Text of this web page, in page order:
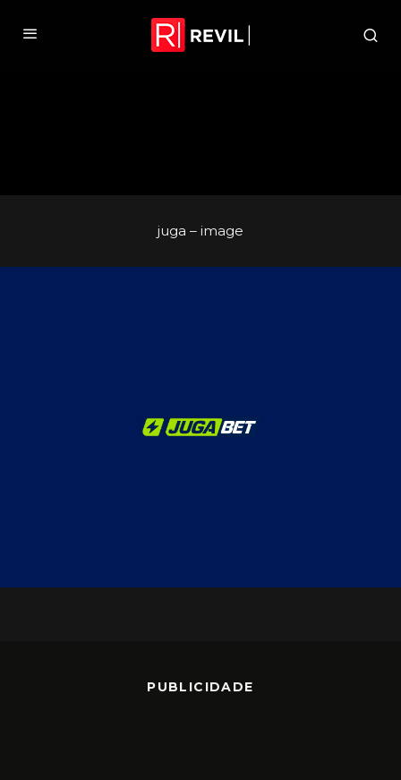
juga – image
PUBLICIDADE